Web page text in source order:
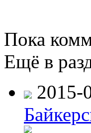
Пока
Ещё в
2015-